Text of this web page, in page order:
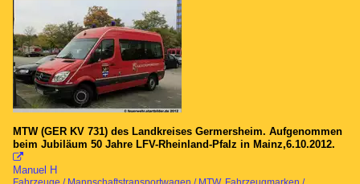
MTW (GER KV 731) des Landkreises Germersheim. Aufgenommen
beim Jubiläum 50 Jahre LFV-Rheinland-Pfalz in Mainz,6.10.2012.

Manuel H